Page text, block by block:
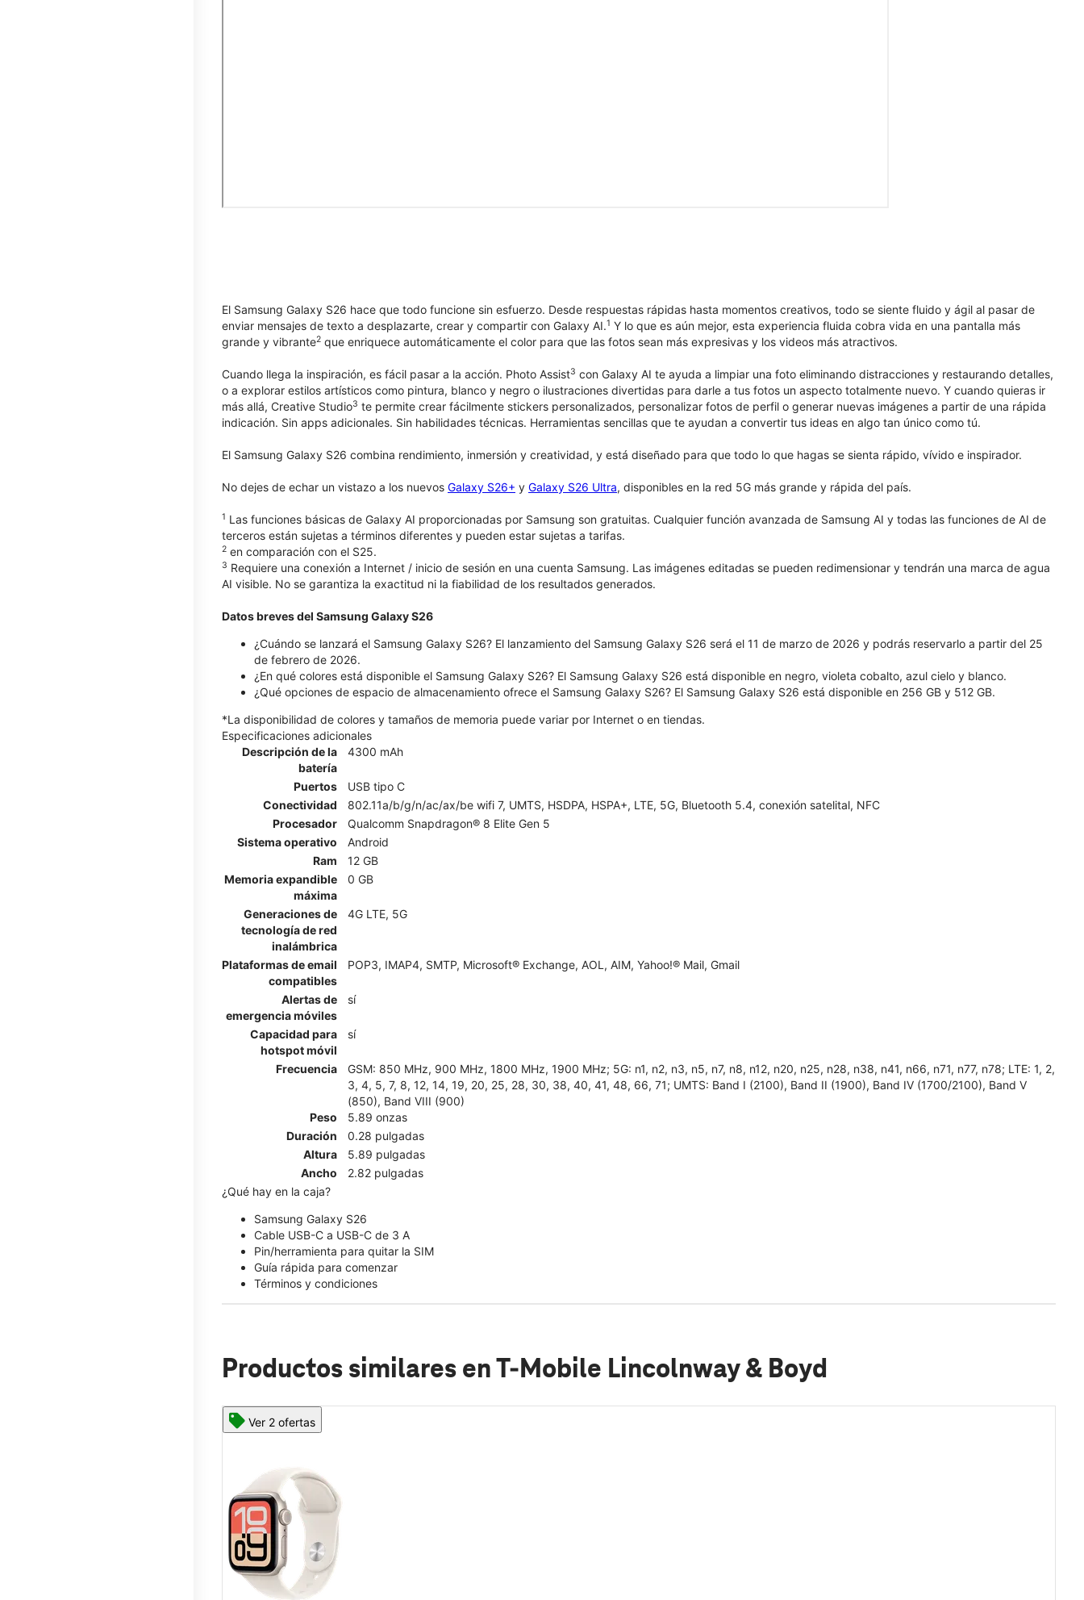
El Samsung Galaxy S26 hace que todo funcione sin esfuerzo. Desde respuestas rápidas hasta momentos creativos, todo se siente fluido y ágil al pasar de
enviar mensajes de texto a desplazarte, crear y compartir con Galaxy AI.1 Y lo que es aún mejor, esta experiencia fluida cobra vida en una pantalla más
grande y vibrante2 que enriquece automáticamente el color para que las fotos sean más expresivas y los videos más atractivos.
Cuando llega la inspiración, es fácil pasar a la acción. Photo Assist3 con Galaxy AI te ayuda a limpiar una foto eliminando distracciones y restaurando detalles,
o a explorar estilos artísticos como pintura, blanco y negro o ilustraciones divertidas para darle a tus fotos un aspecto totalmente nuevo. Y cuando quieras ir
más allá, Creative Studio3 te permite crear fácilmente stickers personalizados, personalizar fotos de perfil o generar nuevas imágenes a partir de una rápida
indicación. Sin apps adicionales. Sin habilidades técnicas. Herramientas sencillas que te ayudan a convertir tus ideas en algo tan único como tú.
El Samsung Galaxy S26 combina rendimiento, inmersión y creatividad, y está diseñado para que todo lo que hagas se sienta rápido, vívido e inspirador.
No dejes de echar un vistazo a los nuevos Galaxy S26+ y Galaxy S26 Ultra, disponibles en la red 5G más grande y rápida del país.
1 Las funciones básicas de Galaxy AI proporcionadas por Samsung son gratuitas. Cualquier función avanzada de Samsung AI y todas las funciones de AI de
terceros están sujetas a términos diferentes y pueden estar sujetas a tarifas.
2 en comparación con el S25.
3 Requiere una conexión a Internet / inicio de sesión en una cuenta Samsung. Las imágenes editadas se pueden redimensionar y tendrán una marca de agua
AI visible. No se garantiza la exactitud ni la fiabilidad de los resultados generados.
Datos breves del Samsung Galaxy S26
¿Cuándo se lanzará el Samsung Galaxy S26? El lanzamiento del Samsung Galaxy S26 será el 11 de marzo de 2026 y podrás reservarlo a partir del 25
de febrero de 2026.
¿En qué colores está disponible el Samsung Galaxy S26? El Samsung Galaxy S26 está disponible en negro, violeta cobalto, azul cielo y blanco.
¿Qué opciones de espacio de almacenamiento ofrece el Samsung Galaxy S26? El Samsung Galaxy S26 está disponible en 256 GB y 512 GB.
*La disponibilidad de colores y tamaños de memoria puede variar por Internet o en tiendas.
Especificaciones adicionales
Descripción de la
batería
4300 mAh
Puertos
USB tipo C
Conectividad
802.11a/b/g/n/ac/ax/be wifi 7, UMTS, HSDPA, HSPA+, LTE, 5G, Bluetooth 5.4, conexión satelital, NFC
Procesador
Qualcomm Snapdragon® 8 Elite Gen 5
Sistema operativo
Android
Ram
12 GB
Memoria expandible
máxima
0 GB
Generaciones de
tecnología de red
inalámbrica
4G LTE, 5G
Plataformas de email
compatibles
POP3, IMAP4, SMTP, Microsoft® Exchange, AOL, AIM, Yahoo!® Mail, Gmail
Alertas de
emergencia móviles
sí
Capacidad para
hotspot móvil
sí
Frecuencia
GSM: 850 MHz, 900 MHz, 1800 MHz, 1900 MHz; 5G: n1, n2, n3, n5, n7, n8, n12, n20, n25, n28, n38, n41, n66, n71, n77, n78; LTE: 1, 2,
3, 4, 5, 7, 8, 12, 14, 19, 20, 25, 28, 30, 38, 40, 41, 48, 66, 71; UMTS: Band I (2100), Band II (1900), Band IV (1700/2100), Band V
(850), Band VIII (900)
Peso
5.89 onzas
Duración
0.28 pulgadas
Altura
5.89 pulgadas
Ancho
2.82 pulgadas
¿Qué hay en la caja?
Samsung Galaxy S26
Cable USB-C a USB-C de 3 A
Pin/herramienta para quitar la SIM
Guía rápida para comenzar
Términos y condiciones
Productos similares en T-Mobile Lincolnway & Boyd
Ver 2 ofertas